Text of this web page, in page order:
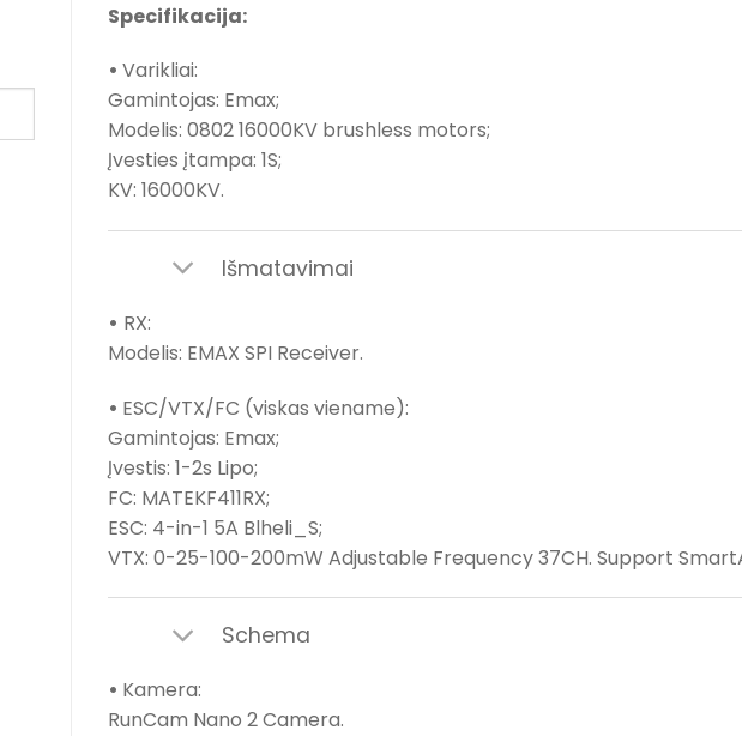
Specifikacija:
• Varikliai:
Gamintojas: Emax;
Modelis: 0802 16000KV brushless motors;
Įvesties įtampa: 1S;
KV: 16000KV.
Išmatavimai
• RX:
Modelis: EMAX SPI Receiver.
• ESC/VTX/FC (viskas viename):
Gamintojas: Emax;
Įvestis: 1-2s Lipo;
FC: MATEKF411RX;
ESC: 4-in-1 5A Blheli_S;
VTX: 0-25-100-200mW Adjustable Frequency 37CH. Support
Schema
• Kamera:
RunCam Nano 2 Camera.